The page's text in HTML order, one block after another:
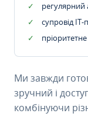
регулярний
супровід ІТ-
Ми завжди
зручний і
комбінуючи